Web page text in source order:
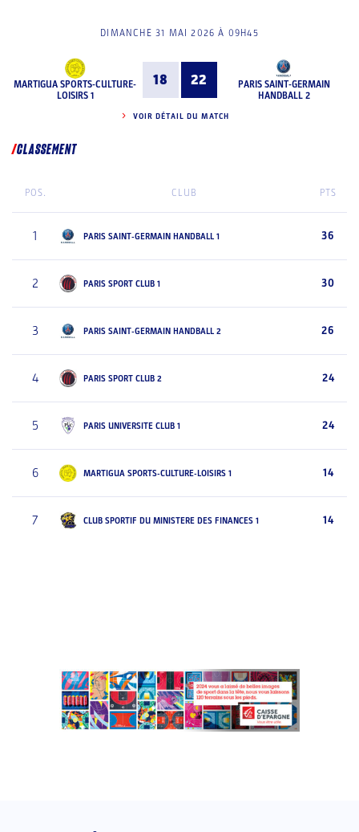
DIMANCHE 31 MAI 2026 À 09H45
MARTIGUA SPORTS-CULTURE-
LOISIRS 1
18 22
PARIS SAINT-GERMAIN
HANDBALL 2
VOIR DÉTAIL DU MATCH
CLASSEMENT
POS. CLUB PTS
1 PARIS SAINT-GERMAIN HANDBALL 1 36
2 PARIS SPORT CLUB 1 30
3 PARIS SAINT-GERMAIN HANDBALL 2 26
4 PARIS SPORT CLUB 2 24
5 PARIS UNIVERSITE CLUB 1 24
6 MARTIGUA SPORTS-CULTURE-LOISIRS 1 14
7 CLUB SPORTIF DU MINISTERE DES FINANCES 1 14